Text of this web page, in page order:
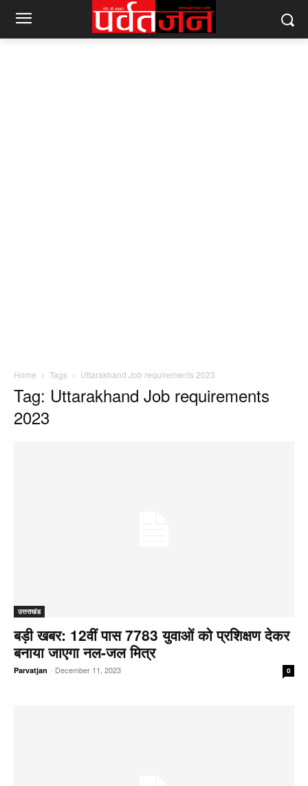
Home Tags Uttarakhand Job requirements 2023
Tag: Uttarakhand Job requirements
2023
उत्तराखंड
बड़ी खबर: 12वीं पास 7783 युवाओं को प्रशिक्षण देकर
बनाया जाएगा नल-जल मित्र
Parvatjan - December 11, 2023 0